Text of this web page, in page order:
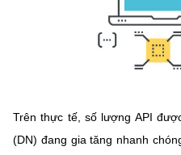
Sở hữu trí tuệ
Tiêu chuẩn, đo lường,
Tin tổng hợp
Lấy ý kiến người dân về
Khoa học và Công nghệ
Đổi mới sáng tạo
Bưu chính, Viễn thông
Infographic
Trên thực tế, số lượng API
(DN) đang gia tăng nhanh